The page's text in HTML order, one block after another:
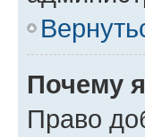
Почему
Право